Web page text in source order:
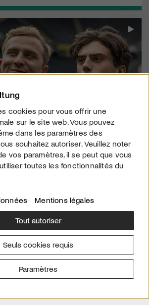
qui ne peuvent pas montrer leurs
Mentions légales
Protection des données
cookies pour vous offrir une
sur le site web. Vous pouvez
dans les paramètres des
souhaitez autoriser. Veuillez noter
vos paramètres, il se peut que vous
toutes les fonctionnalités du
Mentions légales
Tout autoriser
Seuls cookies requis
Paramètres